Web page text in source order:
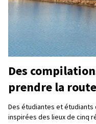
Des
prendre la
Des étudiantes et
inspirées des lieux de cinq